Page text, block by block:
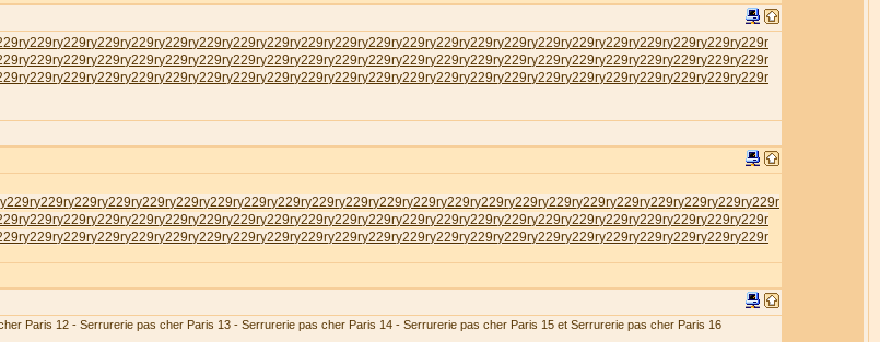
у229rу229rу229rу229rу229rу229rу229rу229rу229rу229rу229rу229rу229rу229rу229rу229rу229rу229rу229rу229rу229rу229r
у229rу229rу229rу229rу229rу229rу229rу229rу229rу229rу229rу229rу229rу229rу229rу229rу229rу229rу229rу229rу229rу229r
у229rу229rу229rу229rу229rу229rу229rу229rу229rу229rу229rу229rу229rу229rу229rу229rу229rу229rу229rу229rу229rу229r
у229rу229rу229rу229rу229rу229rу229rу229rу229rу229rу229rу229rу229rу229rу229rу229rу229rу229rу229rу229rу229rу229rу229r
у229rу229rу229rу229rу229rу229rу229rу229rу229rу229rу229rу229rу229rу229rу229rу229rу229rу229rу229rу229rу229rу229r
у229rу229rу229rу229rу229rу229rу229rу229rу229rу229rу229rу229rу229rу229rу229rу229rу229rу229rу229rу229rу229rу229r
Paris 12 - Serrurerie pas cher Paris 13 - Serrurerie pas cher Paris 14 - Serrurerie pas cher Paris 15 et Serrurerie pas cher Paris 16